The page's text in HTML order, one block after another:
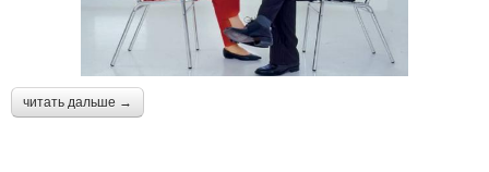
читать дальше →